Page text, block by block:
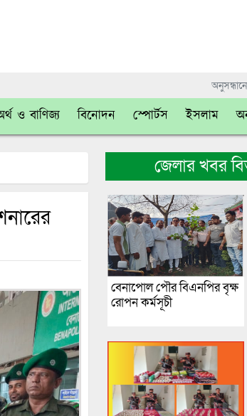
ও বাণিজ্য বিনোদন স্পোর্টস ইসলাম
জেলার খবর
বেনাপোল পৌর বিএনপির বৃক্ষ
রোপন কর্মসূচী